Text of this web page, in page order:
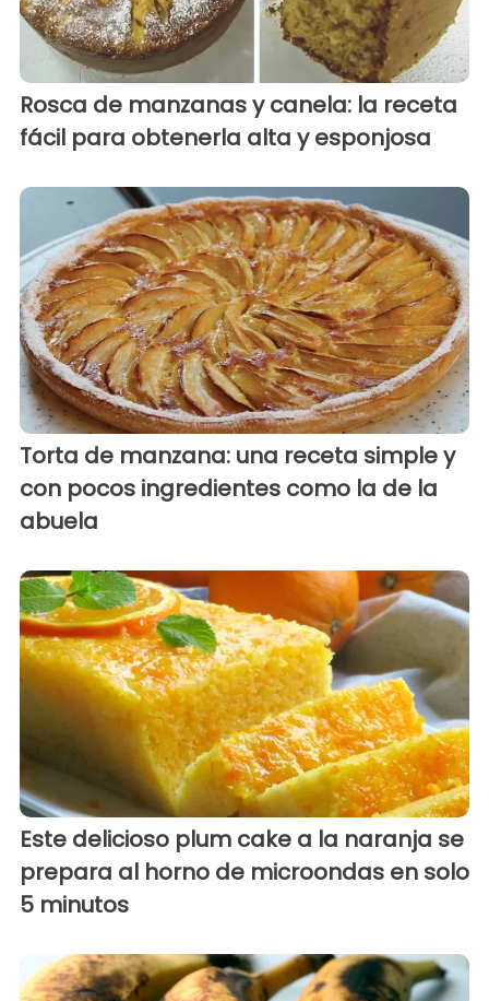
Rosca de manzanas y canela: la receta
fácil para obtenerla alta y esponjosa
Torta de manzana: una receta simple y
con pocos ingredientes como la de la
abuela
Este delicioso plum cake a la naranja se
prepara al horno de microondas en solo
5 minutos